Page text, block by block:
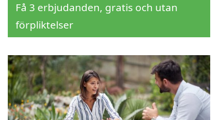
Få 3 erbjudanden, gratis och utan
förpliktelser